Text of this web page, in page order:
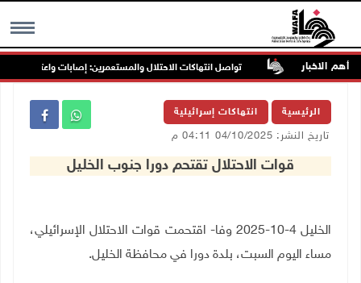
MENU أهم الاخبار
غرب جنين تواصل انتهاكات الاحتلال والمستعمرين: إصابات واعتقالات
الرئيسية انتهاكات إسرائيلية
تاريخ النشر: 04/10/2025 04:11 م
قوات الاحتلال تقتحم دورا جنوب الخليل
الخليل 4-10-2025 وفا- اقتحمت قوات الاحتلال الإسرائيلي،
مساء اليوم السبت، بلدة دورا في محافظة الخليل.